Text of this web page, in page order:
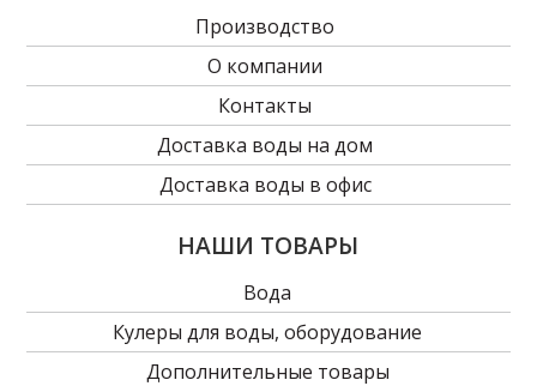
Производство
О компании
Контакты
Доставка воды на дом
Доставка воды в офис
НАШИ ТОВАРЫ
Вода
Кулеры для воды, оборудование
Дополнительные товары